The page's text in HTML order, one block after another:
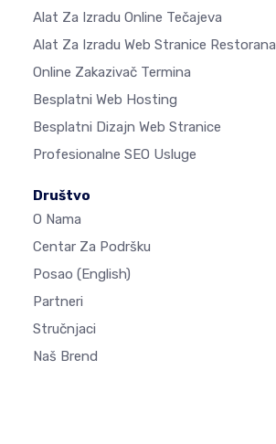
Alat Za Izradu Online Tečajeva
Alat Za Izradu Web Stranice Restorana
Online Zakazivač Termina
Besplatni Web Hosting
Besplatni Dizajn Web Stranice
Profesionalne SEO Usluge
Društvo
O Nama
Centar Za Podršku
Posao (English)
Partneri
Stručnjaci
Naš Brend